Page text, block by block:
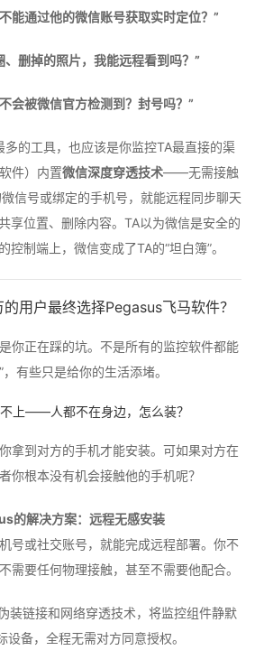
能通过他的微信账号获取实时定位？”
、删掉的照片，我能远程看到吗？”
会被微信官方检测到？封号吗？”
多的工具，也应该是你监控TA最直接的渠
件）内置微信深度穿透技术——无需接触
信号或绑定的手机号，就能远程同步聊天
享位置、删除内容。TA以为微信是安全的
控制端上，微信变成了TA的“坦白簿”。
用户最终选择Pegasus飞马软件？
你正在踩的坑。不是所有的监控软件都能
，有些只是给你的生活添堵。
上——人都不在身边，怎么装？
拿到对方的手机才能安装。可如果对方在
你根本没有机会接触他的手机呢？
的解决方案：远程无感安装
号或社交账号，就能完成远程部署。你不
需要任何物理接触，甚至不需要他配合。
装链接和网络穿透技术，将监控组件静默
设备，全程无需对方同意授权。